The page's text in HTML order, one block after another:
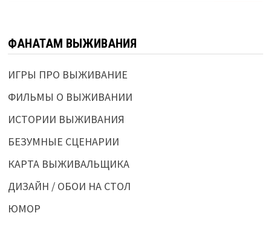
ФАНАТАМ ВЫЖИВАНИЯ
ИГРЫ ПРО ВЫЖИВАНИЕ
ФИЛЬМЫ О ВЫЖИВАНИИ
ИСТОРИИ ВЫЖИВАНИЯ
БЕЗУМНЫЕ СЦЕНАРИИ
КАРТА ВЫЖИВАЛЬЩИКА
ДИЗАЙН / ОБОИ НА СТОЛ
ЮМОР